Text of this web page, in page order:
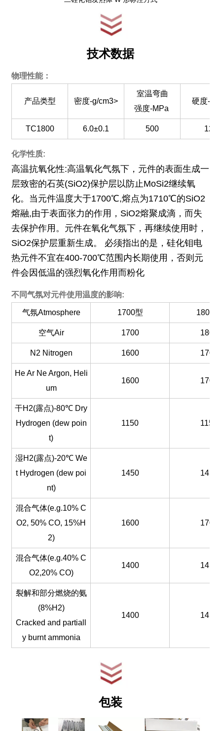
技术数据
物理性能：
产品类型 密度-g/cm3>
室温弯曲
强度-MPa
硬度-
TC1800 6.0±0.1 500 12
化学性质:
高温抗氧化性:高温氧化气氛下，元件的表面生成一
层致密的石英(SiO2)保护层以防止MoSi2继续氧
化。当元件温度大于1700℃,熔点为1710℃的SiO2
熔融,由于表面张力的作用，SiO2熔聚成滴，而失
去保护作用。元件在氧化气氛下，再继续使用时，
SiO2保护层重新生成。 必须指出的是，硅化钼电
热元件不宜在400-700℃范围内长期使用，否则元
件会因低温的强烈氧化作用而粉化
不同气氛对元件使用温度的影响:
气氛Atmosphere 1700型 1800
空气Air 1700 1800
N2 Nitrogen 1600 1700
He Ar Ne Argon, Heli
um
1600 1700
干H2(露点)-80℃ Dry
Hydrogen (dew poin
t)
1150 1150
湿H2(露点)-20℃ We
t Hydrogen (dew poi
nt)
1450 1450
混合气体(e.g.10% C
O2, 50% CO, 15%H
2)
1600 1700
混合气体(e.g.40% C
O2,20% CO)
1400 1450
裂解和部分燃烧的氨
(8%H2)
Cracked and partiall
y burnt ammonia
1400 1450
包装